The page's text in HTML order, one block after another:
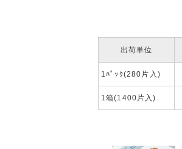
出荷単位
1ﾊﾟｯｸ(280片入)
1箱(1400片入)